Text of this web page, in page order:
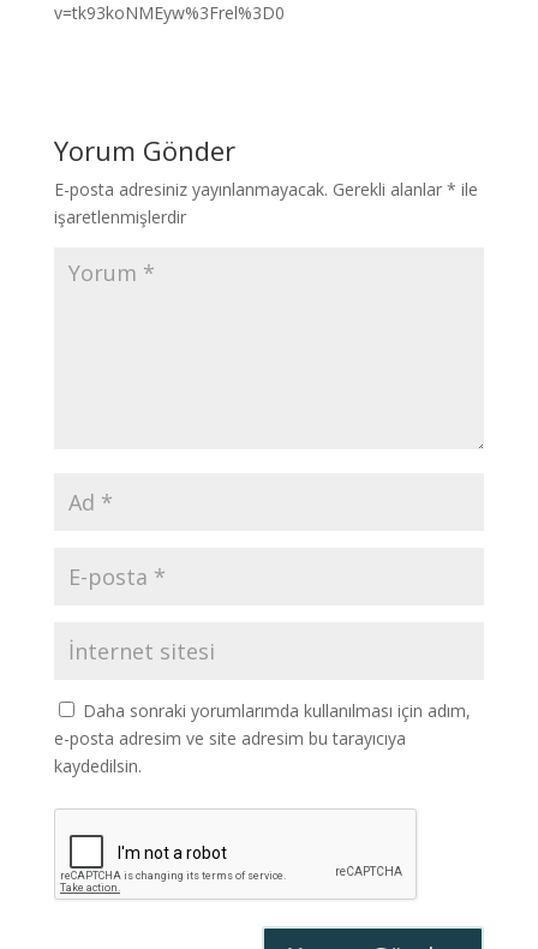
v=tk93koNMEyw%3Frel%3D0
Yorum Gönder
E-posta adresiniz yayınlanmayacak. Gerekli alanlar * ile
işaretlenmişlerdir
Daha sonraki yorumlarımda kullanılması için adım,
e-posta adresim ve site adresim bu tarayıcıya
kaydedilsin.